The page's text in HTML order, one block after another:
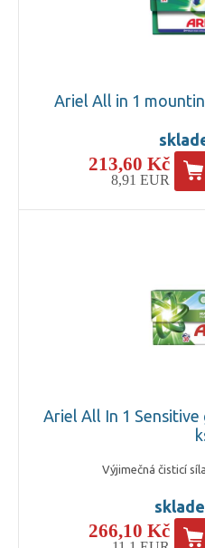
Ariel All in 1
213,60 Kč
8,91 EUR
Ariel All In 1 Sensitive
Výjimečná čisticí
266,10 Kč